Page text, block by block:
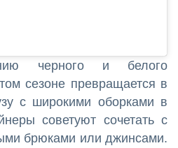
черного и белого
сезоне превращается в
с широкими оборками в
советуют сочетать с
брюками или джинсами.